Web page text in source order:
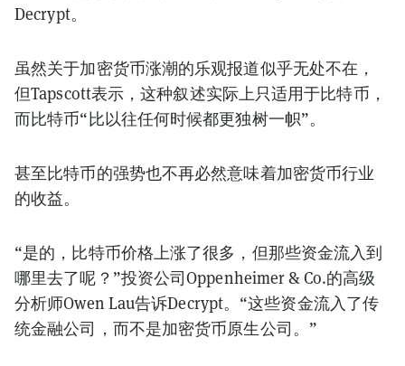
Decrypt。
虽然关于加密货币涨潮的乐观报道似乎无处不在，
但Tapscott表示，这种叙述实际上只适用于比特币，
而比特币“比以往任何时候都更独树一帜”。
甚至比特币的强势也不再必然意味着加密货币行业
的收益。
“是的，比特币价格上涨了很多，但那些资金流入到
哪里去了呢？”投资公司Oppenheimer & Co.的高级
分析师Owen Lau告诉Decrypt。“这些资金流入了传
统金融公司，而不是加密货币原生公司。”